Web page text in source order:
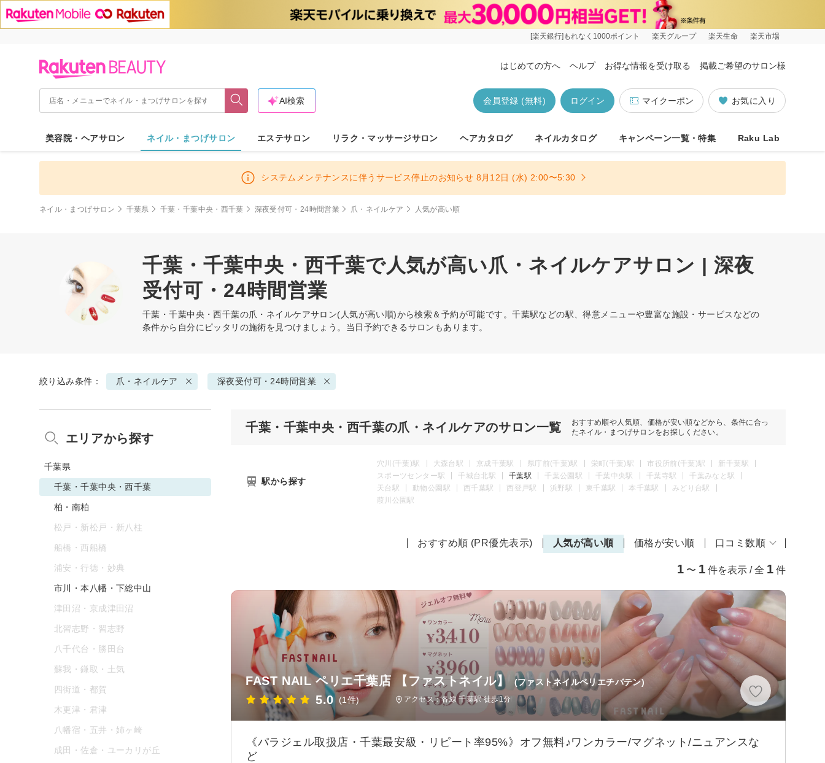
[楽天銀行]もれなく1000ポイント 楽天グループ 楽天生命 楽天市場
はじめての方へ ヘルプ お得な情報を受け取る 掲載ご希望のサロン様
お気に入り
マイクーポン
ログイン
会員登録 (無料)
AI検索
美容院・ヘアサロン ネイル・まつげサロン エステサロン リラク・マッサージサロン ヘアカタログ ネイルカタログ キャンペーン一覧・特集 Raku Lab
システムメンテナンスに伴うサービス停止のお知らせ 8月12日 (水) 2:00〜5:30
ネイル・まつげサロン 千葉県 千葉・千葉中央・西千葉 深夜受付可・24時間営業 爪・ネイルケア 人気が高い順
千葉・千葉中央・西千葉で人気が高い爪・ネイルケアサロン | 深夜
受付可・24時間営業
千葉・千葉中央・西千葉の爪・ネイルケアサロン(人気が高い順)から検索＆予約が可能です。千葉駅などの駅、得意メニューや豊富な施設・サービスなどの
条件から自分にピッタリの施術を見つけましょう。当日予約できるサロンもあります。
絞り込み条件： 爪・ネイルケア 深夜受付可・24時間営業
千葉・千葉中央・西千葉の爪・ネイルケアのサロン一覧
おすすめ順や人気順、価格が安い順などから、条件に合っ
たネイル・まつげサロンをお探しください。
駅から探す
穴川(千葉)駅 大森台駅 京成千葉駅 県庁前(千葉)駅 栄町(千葉)駅 市役所前(千葉)駅
新千葉駅
スポーツセンター駅
千城台北駅 千葉駅 千葉公園駅 千葉中央駅 千葉寺駅
千葉みなと駅
天台駅
動物公園駅 西千葉駅 西登戸駅 浜野駅 東千葉駅 本千葉駅
みどり台駅
葭川公園駅
おすすめ順 (PR優先表示) 人気が高い順 価格が安い順 口コミ数順
1 〜 1 件を表示 / 全 1 件
FAST NAIL ペリエ千葉店 【ファストネイル】 (ファストネイルペリエチバテン)
5.0 (1件) アクセス：各線 千葉駅 徒歩1分
《パラジェル取扱店・千葉最安級・リピート率95%》オフ無料♪ワンカラー/マグネット/ニュアンスな
ど
エリアから探す
千葉県
千葉・千葉中央・西千葉
柏・南柏
松戸・新松戸・新八柱
船橋・西船橋
浦安・行徳・妙典
市川・本八幡・下総中山
津田沼・京成津田沼
北習志野・習志野
八千代台・勝田台
蘇我・鎌取・土気
四街道・都賀
木更津・君津
八幡宿・五井・姉ヶ崎
成田・佐倉・ユーカリが丘